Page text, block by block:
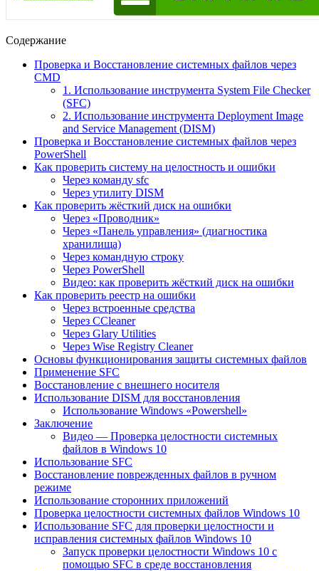
Содержание
Проверка и Восстановление системных файлов через
CMD
1. Использование инструмента System File Checker
(SFC)
2. Использование инструмента Deployment Image
and Service Management (DISM)
Проверка и Восстановление системных файлов через
PowerShell
Как проверить систему на целостность и ошибки
Через команду sfc
Через утилиту DISM
Как проверить жёсткий диск на ошибки
Через «Проводник»
Через «Панель управления» (диагностика
хранилища)
Через командную строку
Через PowerShell
Видео: как проверить жёсткий диск на ошибки
Как проверить реестр на ошибки
Через встроенные средства
Через CCleaner
Через Glary Utilities
Через Wise Registry Cleaner
Основы функционирования защиты системных файлов
Применение SFC
Восстановление с внешнего носителя
Использование DISM для восстановления
Использование Windows «Powershell»
Заключение
Видео — Проверка целостности системных
файлов в Windows 10
Использование SFC
Восстановление поврежденных файлов в ручном
режиме
Использование сторонних приложений
Проверка целостности системных файлов Windows 10
Использование SFC для проверки целостности и
исправления системных файлов Windows 10
Запуск проверки целостности Windows 10 с
помощью SFC в среде восстановления